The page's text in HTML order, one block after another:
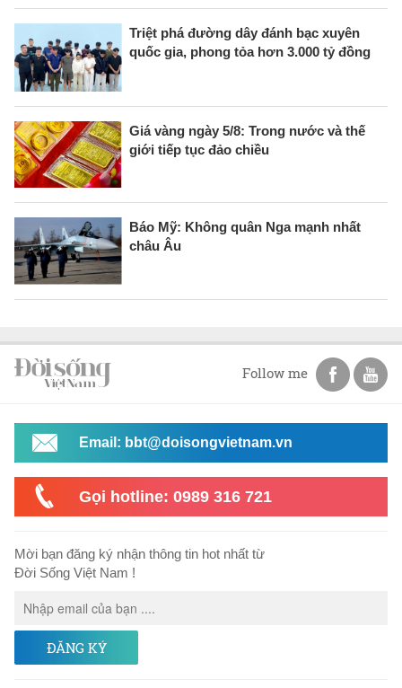
Triệt phá đường dây đánh bạc xuyên
quốc gia, phong tỏa hơn 3.000 tỷ đồng
Giá vàng ngày 5/8: Trong nước và thế
giới tiếp tục đảo chiều
Báo Mỹ: Không quân Nga mạnh nhất
châu Âu
Follow me
Email: bbt@doisongvietnam.vn
Gọi hotline: 0989 316 721
Mời bạn đăng ký nhận thông tin hot nhất từ
Đời Sống Việt Nam !
ĐĂNG KÝ